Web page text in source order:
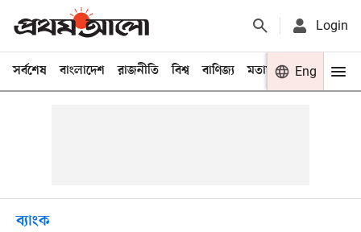
Login
সর্বশেষ বাংলাদেশ রাজনীতি বিশ্ব বাণিজ্য মতামত খেলা
Eng
ব্যাংক